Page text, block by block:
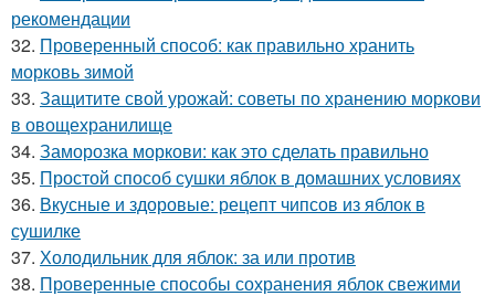
рекомендации
32. Проверенный способ: как правильно хранить
морковь зимой
33. Защитите свой урожай: советы по хранению моркови
в овощехранилище
34. Заморозка моркови: как это сделать правильно
35. Простой способ сушки яблок в домашних условиях
36. Вкусные и здоровые: рецепт чипсов из яблок в
сушилке
37. Холодильник для яблок: за или против
38. Проверенные способы сохранения яблок свежими